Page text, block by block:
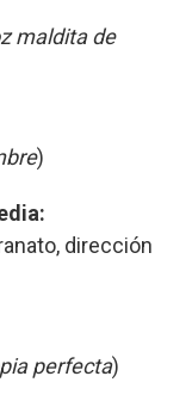
maldita de
)
dirección
perfecta)